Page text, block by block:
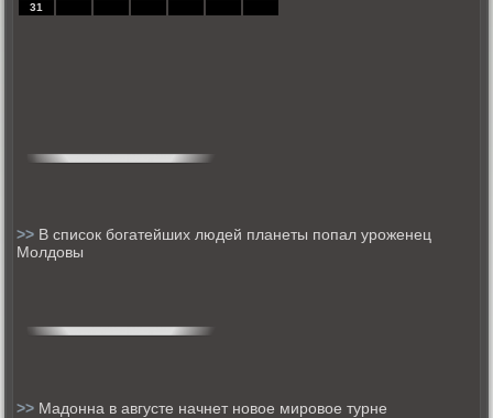
31
>> В список богатейших людей планеты попал уроженец
Молдовы
>> Мадонна в августе начнет новое мировое турне